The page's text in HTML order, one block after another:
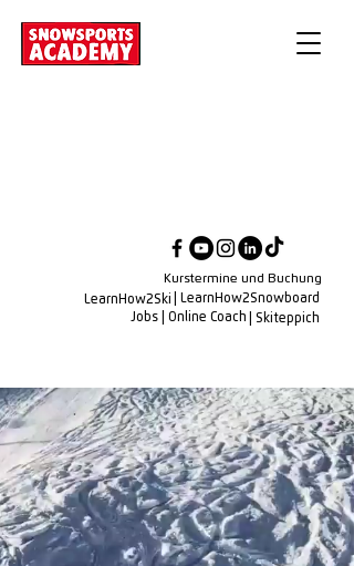
Kurstermine und Buchung
LearnHow2Ski
Jobs
| Skiteppich
| Online Coach
| LearnHow2Snowboard